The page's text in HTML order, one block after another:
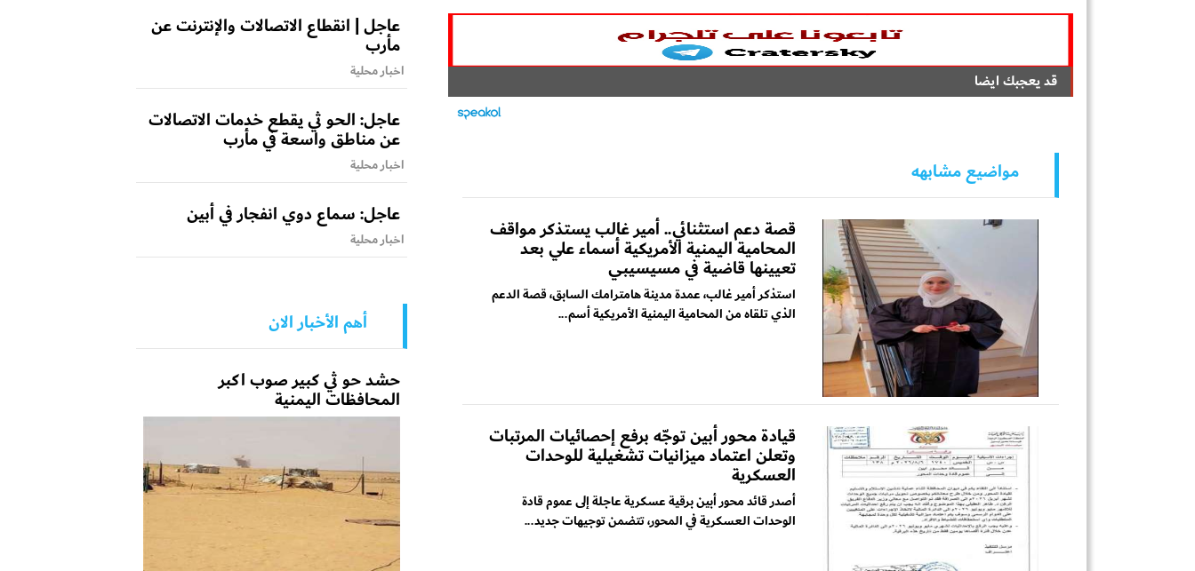
قد يعجبك ايضا
مواضيع مشابهه
قصة دعم استثنائي.. أمير غالب يستذكر مواقف
المحامية اليمنية الأمريكية أسماء علي بعد
تعيينها قاضية في مسيسيبي
استذكر أمير غالب، عمدة مدينة هامترامك السابق، قصة الدعم
الذي تلقاه من المحامية اليمنية الأمريكية أسم...
قيادة محور أبين توجّه برفع إحصائيات المرتبات
وتعلن اعتماد ميزانيات تشغيلية للوحدات
العسكرية
​أصدر قائد محور أبين برقية عسكرية عاجلة إلى عموم قادة
الوحدات العسكرية في المحور، تتضمن توجيهات جديد...
عاجل | انقطاع الاتصالات والإنترنت عن
مأرب
اخبار محلية
عاجل: الحو ثي يقطع خدمات الاتصالات
عن مناطق واسعة في مأرب
اخبار محلية
عاجل: سماع دوي انفجار في أبين
اخبار محلية
أهم الأخبار الان
حشد حو ثي كبير صوب اكبر
المحافظات اليمنية